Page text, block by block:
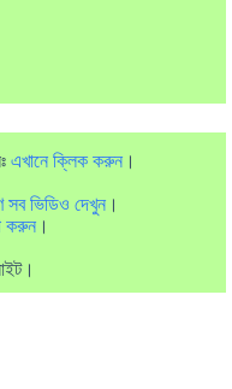
এখানে ক্লিক করুন ।
সব ভিডিও দেখুন ।
করুন ।